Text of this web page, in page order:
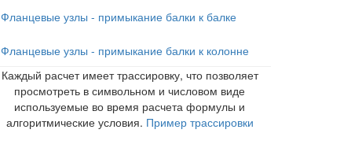
Фланцевые узлы - примыкание балки к балке
Фланцевые узлы - примыкание балки к колонне
Каждый расчет имеет трассировку, что позволяет
просмотреть в символьном и числовом виде
используемые во время расчета формулы и
алгоритмические условия. Пример трассировки